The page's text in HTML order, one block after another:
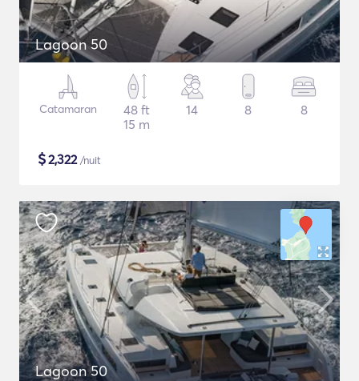
Lagoon 50
Catamaran
48 ft
15 m
14 8 8
$2,322/nuit
Lagoon 50